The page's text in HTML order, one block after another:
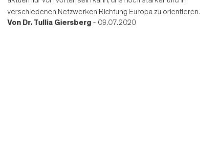
verschiedenen Netzwerken Richtung Europa zu orientieren.
Von Dr. Tullia Giersberg - 09.07.2020